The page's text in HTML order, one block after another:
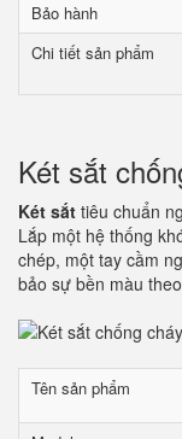
Bảo hành
Chi tiết sản phẩm
Két sắt
Két sắt tiêu chuẩn
Lắp một hệ thống
chép, một tay cầm
bảo sự bền màu
Tên sản phẩm